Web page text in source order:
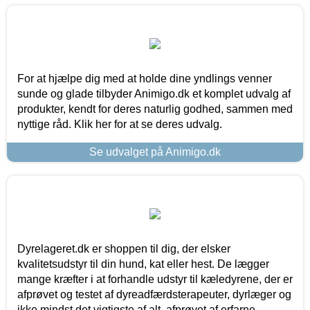
For at hjælpe dig med at holde dine yndlings venner
sunde og glade tilbyder Animigo.dk et komplet udvalg af
produkter, kendt for deres naturlig godhed, sammen med
nyttige råd. Klik her for at se deres udvalg.
Se udvalget på Animigo.dk
Dyrelageret.dk er shoppen til dig, der elsker
kvalitetsudstyr til din hund, kat eller hest. De lægger
mange kræfter i at forhandle udstyr til kæledyrene, der er
afprøvet og testet af dyreadfærdsterapeuter, dyrlæger og